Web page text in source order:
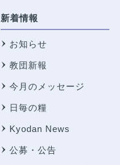
新着情報
お知らせ
教団新報
今月のメッセージ
日毎の糧
Kyodan News
公募・公告